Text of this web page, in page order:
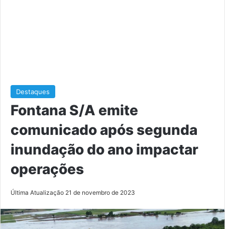
Destaques
Fontana S/A emite
comunicado após segunda
inundação do ano impactar
operações
Última Atualização 21 de novembro de 2023